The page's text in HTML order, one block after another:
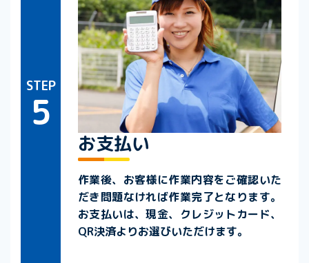
STEP
5
お支払い
作業後、お客様に作業内容をご確認いた
だき問題なければ作業完了となります。
お支払いは、現金、クレジットカード、
QR決済よりお選びいただけます。